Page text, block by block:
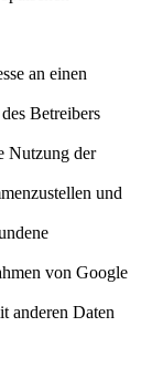
an einen
Betreibers
Nutzung der
und
von Google
anderen Daten